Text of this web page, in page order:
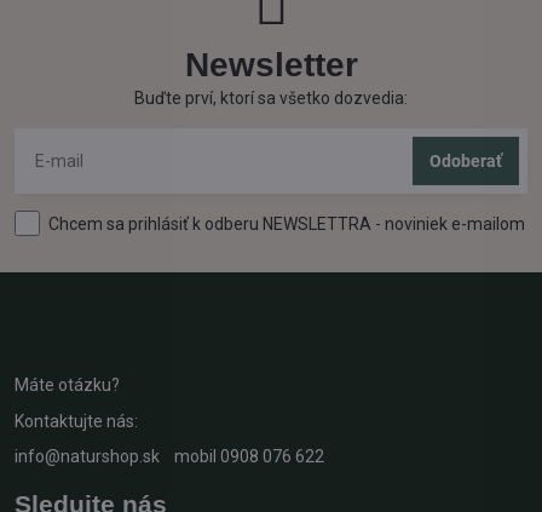
Newsletter
Buďte prví, ktorí sa všetko dozvedia:
Odoberať
Chcem sa prihlásiť k odberu NEWSLETTRA - noviniek e-mailom
Máte otázku?
Kontaktujte nás:
info@naturshop.sk mobil 0908 076 622
Sledujte nás